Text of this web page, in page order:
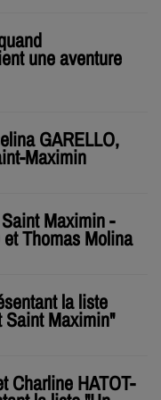
une aventure
GARELLO,
Maximin
Maximin -
Thomas Molina
la liste
Saint Maximin"
Charline HATOT-